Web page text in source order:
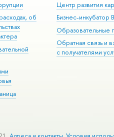
об
Центр развития
Бизнес-
Образовательные
Обратная связь и
с получателями